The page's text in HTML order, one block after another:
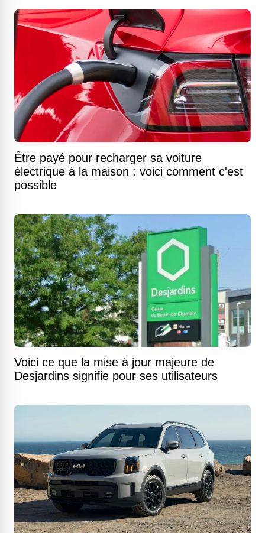
Être payé pour recharger sa voiture
électrique à la maison : voici comment c'est
possible
Voici ce que la mise à jour majeure de
Desjardins signifie pour ses utilisateurs